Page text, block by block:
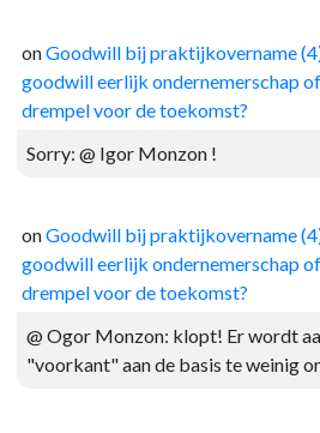
onGoodwill bij praktijkovername
goodwill eerlijk ondernemerschap
drempel voor de toekomst?
Sorry: @ Igor Monzon !
onGoodwill bij praktijkovername
goodwill eerlijk ondernemerschap
drempel voor de toekomst?
@ Ogor Monzon: klopt! Er wordt
"voorkant" aan de basis te weinig